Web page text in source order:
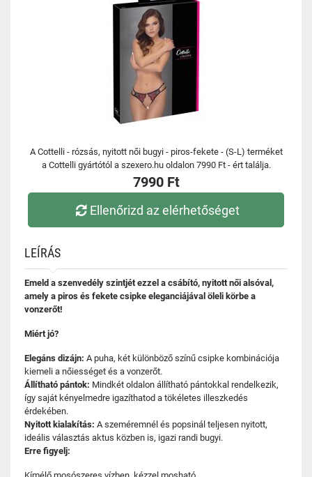
A Cottelli - rózsás, nyitott női bugyi - piros-fekete - (S-L) terméket
a Cottelli gyártótól a szexero.hu oldalon 7990 Ft - ért találja.
7990 Ft
Ellenőrizd az elérhetőséget
LEÍRÁS
Emeld a szenvedély szintjét ezzel a csábító, nyitott női alsóval,
amely a piros és fekete csipke eleganciájával öleli körbe a
vonzerőt!
Miért jó?
Elegáns dizájn: A puha, két különböző színű csipke kombinációja
kiemeli a nőiességet és a vonzerőt.
Állítható pántok: Mindkét oldalon állítható pántokkal rendelkezik,
így saját kényelmedre igazíthatod a tökéletes illeszkedés
érdekében.
Nyitott kialakítás: A szeméremnél és popsinál teljesen nyitott,
ideális választás aktus közben is, igazi randi bugyi.
Erre figyelj: